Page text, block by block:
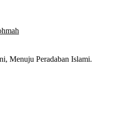
Menuju Peradaban Islami.